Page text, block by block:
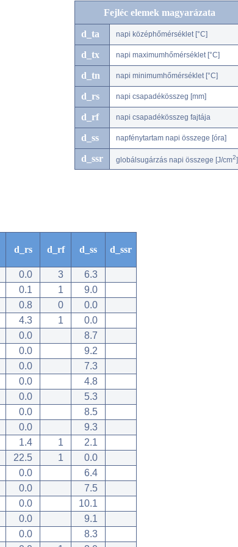
Fejléc elemek magyarázata
d_ta napi középhőmérséklet [°C]
d_tx napi maximumhőmérséklet [°C]
d_tn napi minimumhőmérséklet [°C]
d_rs napi csapadékösszeg [mm]
d_rf napi csapadékösszeg fajtája
d_ss napfénytartam napi összege [óra]
d_ssr globálsugárzás napi összege [J/cm2]
d_rs d_rf d_ss d_ssr
0.0 3
6.3
0.1 1
9.0
0.8 0
0.0
4.3 1
0.0
0.0
8.7
0.0
9.2
0.0
7.3
0.0
4.8
0.0
5.3
0.0
8.5
0.0
9.3
1.4 1
2.1
22.5 1
0.0
0.0
6.4
0.0
7.5
0.0
10.1
0.0
9.1
0.0
8.3